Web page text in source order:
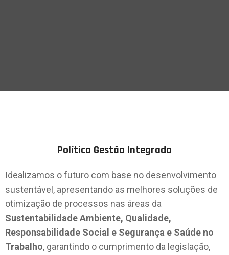
Política Gestão Integrada
Idealizamos o futuro com base no desenvolvimento
sustentável, apresentando as melhores soluções de
otimização de processos nas áreas da
Sustentabilidade Ambiente, Qualidade,
Responsabilidade Social e Segurança e Saúde no
Trabalho, garantindo o cumprimento da legislação,